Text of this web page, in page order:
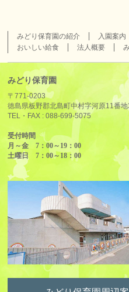
みどり保育園の紹介 入園案内
おいしい給食
法人概要
みどり保育園
〒771-0203
徳島県板野郡北島町中村字河原11番地
TEL・FAX :088-699-5075
受付時間
月～金 7：00～19：00
土曜日 7：00～18：00